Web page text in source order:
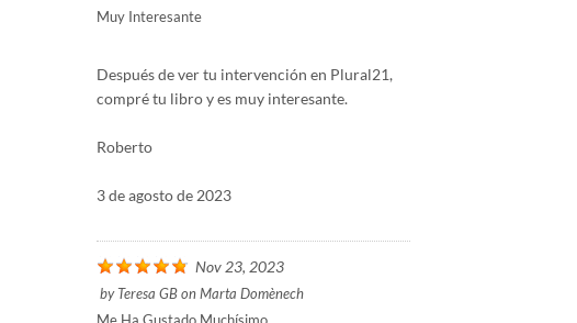
Muy Interesante
Después de ver tu intervención en Plural21,
compré tu libro y es muy interesante.
Roberto
3 de agosto de 2023
Nov 23, 2023
byTeresa GBonMarta Domènech
Me Ha Gustado Muchísimo